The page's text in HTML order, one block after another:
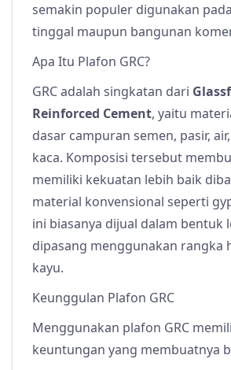
semakin populer digunakan
tinggal maupun bangunan
Apa Itu Plafon GRC?
GRC adalah singkatan dari
Reinforced Cement, yaitu
dasar campuran semen, pasir,
kaca. Komposisi tersebut
memiliki kekuatan lebih baik
material konvensional seperti
ini biasanya dijual dalam bentuk
dipasang menggunakan rangka
kayu.
Keunggulan Plafon GRC
Menggunakan plafon GRC
keuntungan yang membuatnya